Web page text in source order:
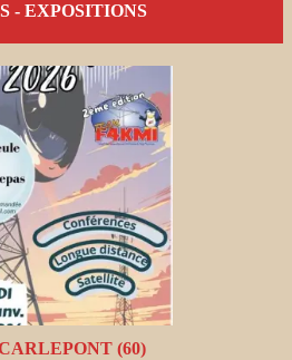
- EXPOSITIONS
(60)